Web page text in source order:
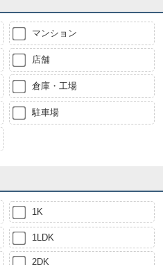
マンション
店舗
倉庫・工場
駐車場
1K
1LDK
2DK